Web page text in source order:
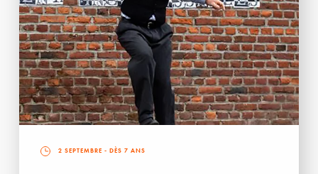
2 SEPTEMBRE - DÈS 7 ANS